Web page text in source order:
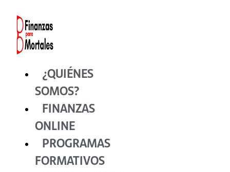
contenido
¿QUIÉNES
SOMOS?
FINANZAS
ONLINE
PROGRAMAS
FORMATIVOS